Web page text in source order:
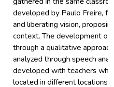
developed by Paulo Freire,
and liberating vision,
context. The development of
through a qualitative
analyzed through speech
developed with teachers
located in different locations